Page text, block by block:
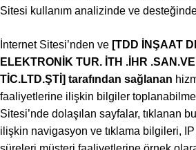
Sitesi kullanım analizinde ve
İnternet Sitesi’nden ve [TDD İNŞAAT
ELEKTRONİK TUR. İTH .İHR .SAN.VE
TİC.LTD.ŞTİ ] tarafından sağlanan
faaliyetlerine ilişkin bilgiler
Sitesi’nde dolaşılan sayfalar, tıklanan
ilişkin navigasyon ve tıklama bilgileri,